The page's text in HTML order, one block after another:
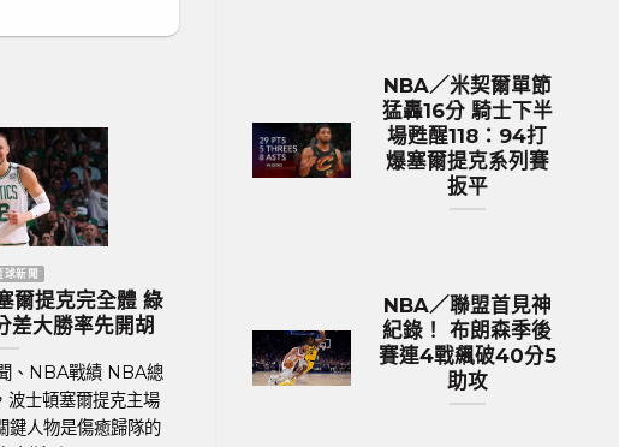
2024歐國盃球隊身價排行 英格蘭身
價531億台幣傲視群雄
足球聯賽體育新聞、足球戰績 在今年德國舉
行的歐洲國家盃中，英格蘭以12.9億英鎊
（約531億新台幣）的總身價傲視群雄，成為
MLB／今永昇太再
生涯前9戰防禦率
MLB美國職棒體育新
加哥隊小熊日籍左
NBA／米契爾單節
猛轟16分 騎士下半
場甦醒118：94打
爆塞爾提克系列賽
扳平
NBA／聯盟首見神
紀錄！ 布朗森季後
賽連4戰飆破40分5
助攻